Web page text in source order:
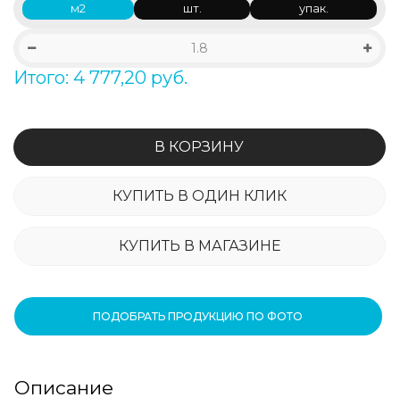
м2 шт. упак.
Итого: 4 777,20 руб.
В КОРЗИНУ
КУПИТЬ В ОДИН КЛИК
КУПИТЬ В МАГАЗИНЕ
ПОДОБРАТЬ ПРОДУКЦИЮ ПО ФОТО
Описание